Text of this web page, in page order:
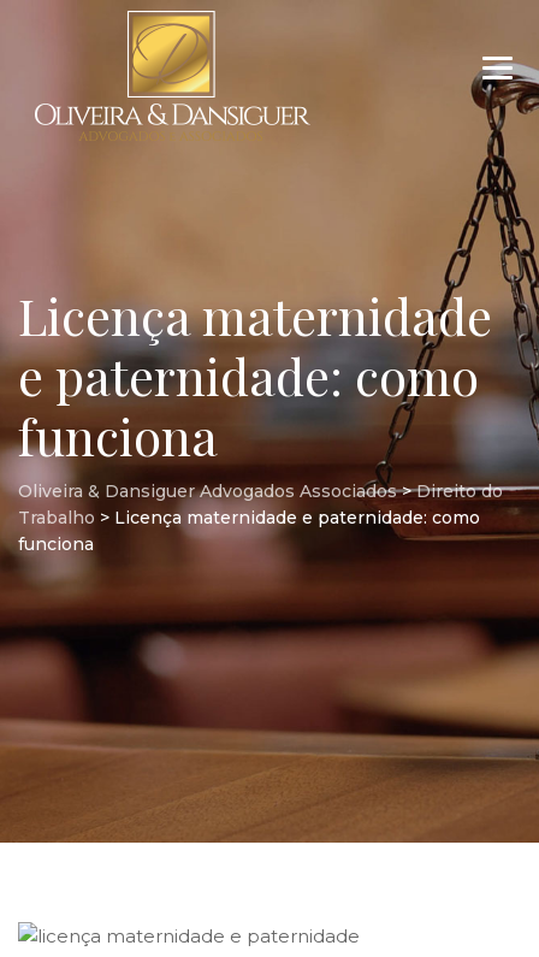
Licença maternidade
e paternidade: como
funciona
Oliveira & Dansiguer Advogados Associados>Direito do
Trabalho > Licença maternidade e paternidade: como
funciona